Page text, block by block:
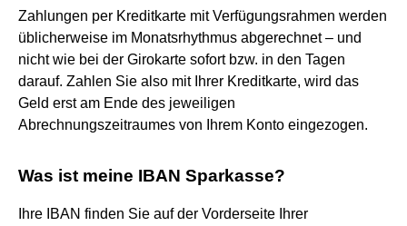
Zahlungen per Kreditkarte mit Verfügungsrahmen werden
üblicherweise im Monatsrhythmus abgerechnet – und
nicht wie bei der Girokarte sofort bzw. in den Tagen
darauf. Zahlen Sie also mit Ihrer Kreditkarte, wird das
Geld erst am Ende des jeweiligen
Abrechnungszeitraumes von Ihrem Konto eingezogen.
Was ist meine IBAN Sparkasse?
Ihre IBAN finden Sie auf der Vorderseite Ihrer